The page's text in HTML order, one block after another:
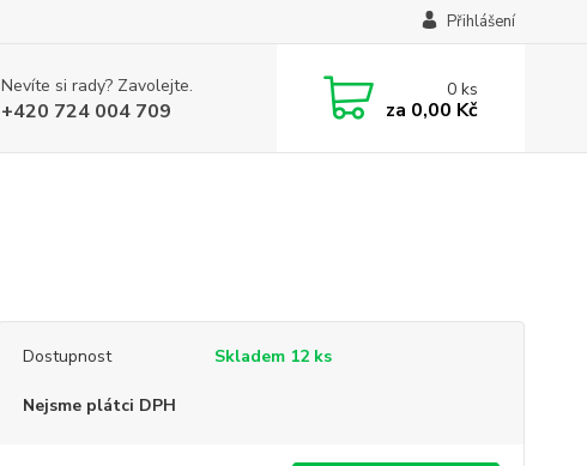
Přihlášení
Nevíte si rady? Zavolejte.
+420 724 004 709
0ks
za 0,00 Kč
Dostupnost Skladem 12 ks
Nejsme plátci DPH